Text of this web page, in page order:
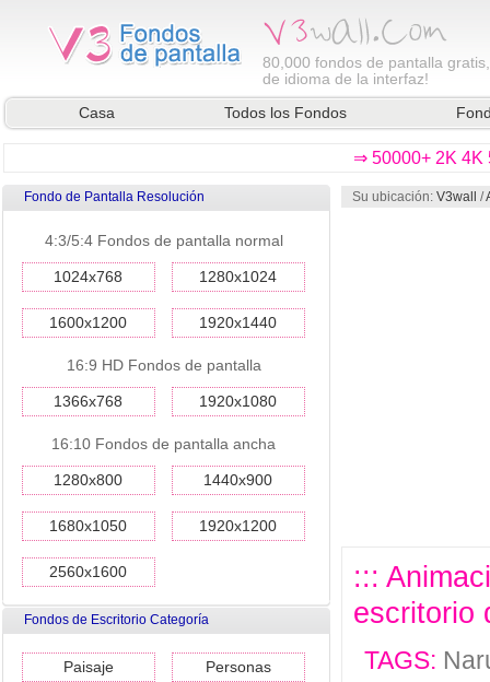
80,000 fondos de pantalla
de idioma de la interfaz!
Casa
Todos los Fondos
⇒ 50000+ 2K 4K
Fondo de Pantalla Resolución
4:3/5:4 Fondos de pantalla normal
1024x768 1280x1024
1600x1200 1920x1440
16:9 HD Fondos de pantalla
1366x768 1920x1080
16:10 Fondos de pantalla ancha
1280x800 1440x900
1680x1050 1920x1200
2560x1600
Fondos de Escritorio Categoría
Paisaje Personas
Su ubicación: V3wall /
:::
escritorio
TAGS: